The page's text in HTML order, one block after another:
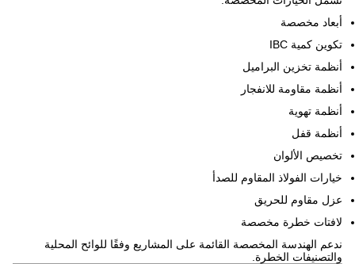
أبعاد مخصصة
تكوين كمية IBC
أنظمة تخزين البراميل
أنظمة مقاومة للانفجار
أنظمة تهوية
أنظمة قفل
تخصيص الألوان
خيارات الفولاذ المقاوم للصدأ
عزل مقاوم للحريق
لافتات خطرة مخصصة
ندعم الهندسة المخصصة القائمة على المشاريع وفقًا للوائح المحلية
والتصنيفات الخطرة.